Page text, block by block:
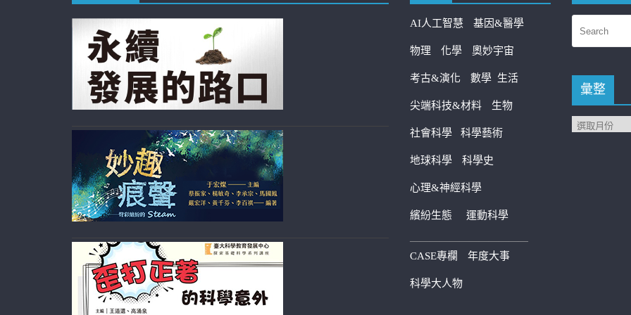
AI人工智慧 基因&醫學
物理 化學 奧妙宇宙
考古&演化 數學 生活
尖端科技&材料 生物
社會科學 科學藝術
地球科學 科學史
心理&神經科學
繽紛生態 運動科學
————————————
CASE專欄 年度大事
科學大人物
彙整